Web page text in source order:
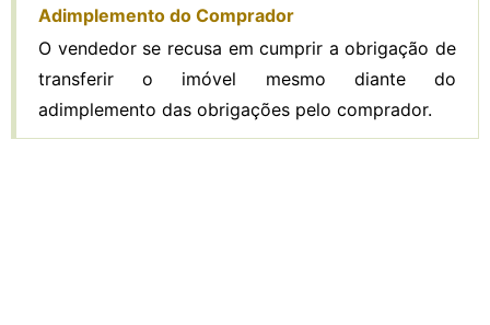
Adimplemento do Comprador
O vendedor se recusa em cumprir a obrigação de
transferir o imóvel mesmo diante do
adimplemento das obrigações pelo comprador.